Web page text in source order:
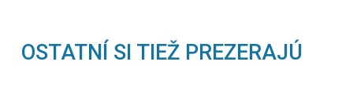
OSTATNÍ SI TIEŽ PREZERAJÚ